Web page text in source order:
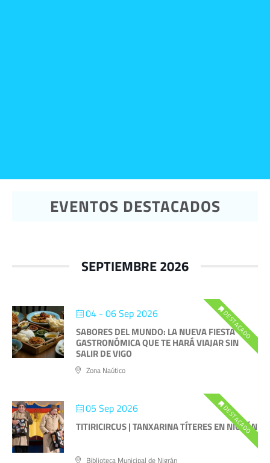
EVENTOS DESTACADOS
SEPTIEMBRE 2026
04 - 06 Sep 2026 DESTACADO
SABORES DEL MUNDO: LA NUEVA FIESTA
GASTRONÓMICA QUE TE HARÁ VIAJAR SIN
SALIR DE VIGO
Zona Naútico
05 Sep 2026 DESTACADO
TITIRICIRCUS | TANXARINA TÍTERES EN NIGRÁN
Biblioteca Municipal de Nigrán